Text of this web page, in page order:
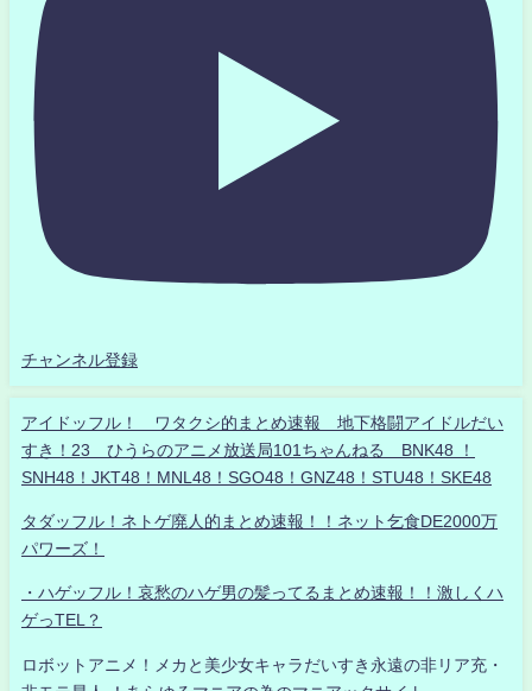
チャンネル登録
アイドッフル！ ワタクシ的まとめ速報 地下格闘アイドルだい
すき！23 ひうらのアニメ放送局101ちゃんねる BNK48 ！
SNH48！JKT48！MNL48！SGO48！GNZ48！STU48！SKE48
タダッフル！ネトゲ廃人的まとめ速報！！ネット乞食DE2000万
パワーズ！
・ハゲッフル！哀愁のハゲ男の髪ってるまとめ速報！！激しくハ
ゲっTEL？
ロボットアニメ！メカと美少女キャラだいすき永遠の非リア充・